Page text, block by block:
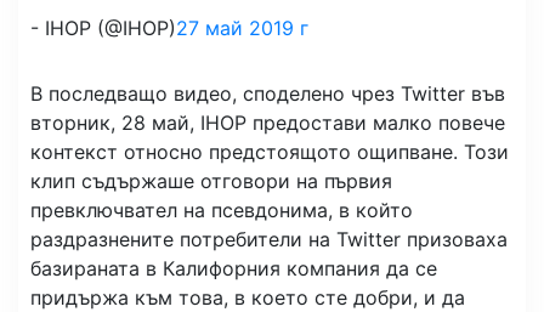
- IHOP (@IHOP)27 май 2019 г
В последващо видео, споделено чрез Twitter във
вторник, 28 май, IHOP предостави малко повече
контекст относно предстоящото ощипване. Този
клип съдържаше отговори на първия
превключвател на псевдонима, в който
раздразнените потребители на Twitter призоваха
базираната в Калифорния компания да се
придържа към това, в което сте добри, и да